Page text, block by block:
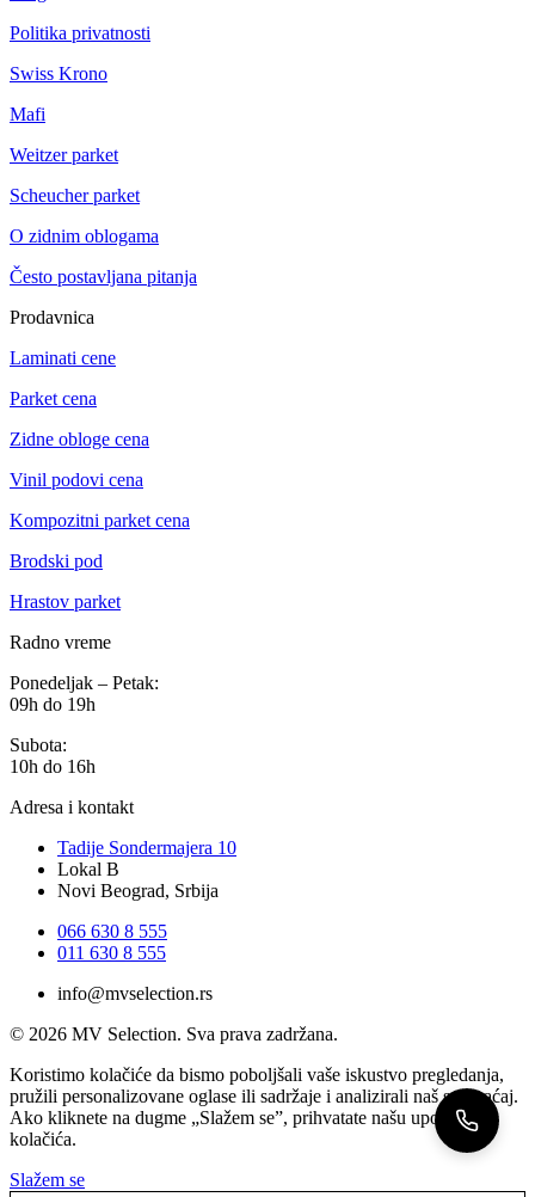
Politika privatnosti
Swiss Krono
Mafi
Weitzer parket
Scheucher parket
O zidnim oblogama
Često postavljana pitanja
Prodavnica
Laminati cene
Parket cena
Zidne obloge cena
Vinil podovi cena
Kompozitni parket cena
Brodski pod
Hrastov parket
Radno vreme
Ponedeljak – Petak:
09h do 19h
Subota:
10h do 16h
Adresa i kontakt
Tadije Sondermajera 10
Lokal B
Novi Beograd, Srbija
066 630 8 555
011 630 8 555
info@mvselection.rs
© 2026 MV Selection. Sva prava zadržana.
Koristimo kolačiće da bismo poboljšali vaše iskustvo pregledanja,
pružili personalizovane oglase ili sadržaje i analizirali naš saobraćaj.
Ako kliknete na dugme „Slažem se”, prihvatate našu upotrebu
kolačića.
Slažem se